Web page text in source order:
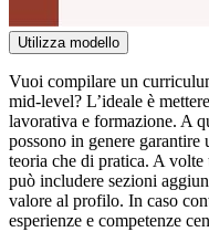
Utilizza modello
Vuoi compilare un
mid-level? L’ideale è
lavorativa e formazione. A
possono in genere garantire
teoria che di pratica. A
può includere sezioni
valore al profilo. In caso
esperienze e competenze